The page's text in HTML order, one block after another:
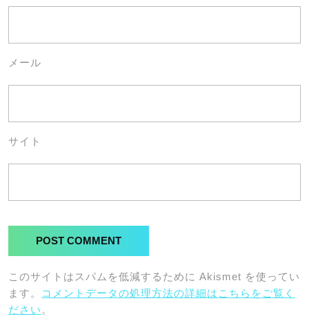
メール
サイト
このサイトはスパムを低減するために Akismet を使ってい
ます。
コメントデータの処理方法の詳細はこちらをご覧く
ださい 。